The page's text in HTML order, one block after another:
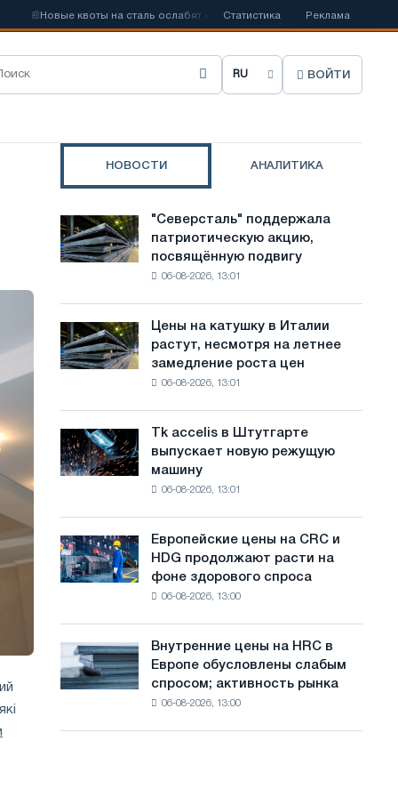
квоты на сталь ослабят конкуренцию в Соединенном Королевстве
Статистика Реклама
В
б
т
ь
з
ы
к
с
а
ВОЙТИ
НОВОСТИ АНАЛИТИКА
"Северсталь"
поддержала
патриотическую
советской
авиации
Великой
Отечественной
войны
"Северсталь" поддержала
патриотическую акцию,
посвящённую подвигу
06-08-2026, 13:01
Цены
на
катушку
несмотря
на
роста
цен
Цены на катушку в Италии
растут, несмотря на летнее
замедление роста цен
06-08-2026, 13:01
Tk
accelis
в
режущую
машину
Tk accelis в Штутгарте
выпускает новую режущую
машину
06-08-2026, 13:01
Европейские
цены
на
продолжают
расти
здорового
Европейские цены на CRC и
HDG продолжают расти на
фоне здорового спроса
06-08-2026, 13:00
Внутренние
цены
на
Внутренние цены на HRC в
Европе обусловлены слабым
спросом; активность рынка
06-08-2026, 13:00